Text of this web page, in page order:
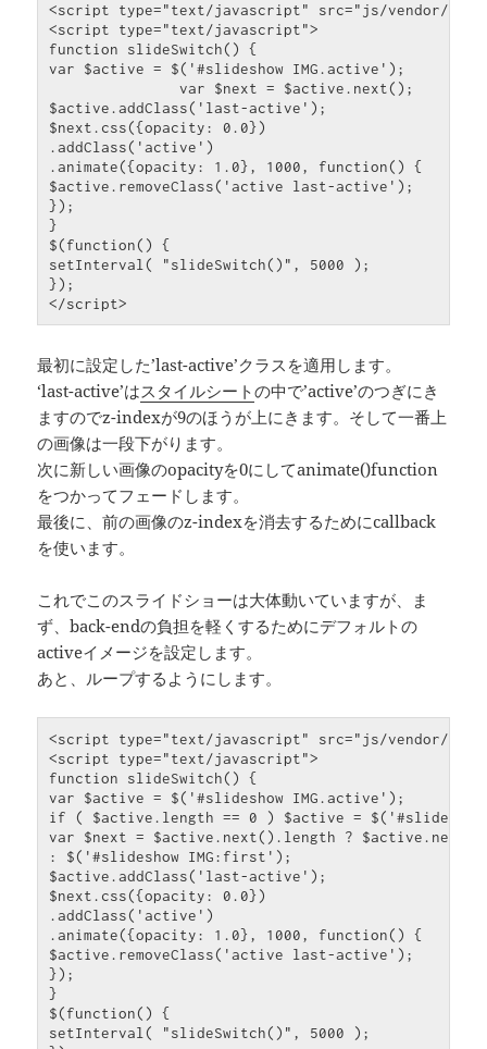
<script type="text/javascript" src="js/vendor/
<script type="text/javascript"
function slideSwitch() {
var $active = $( '#slideshow IMG.active' );
var $next = $active.next();
$active.addClass( 'last-active' );
$next.css({opacity: 0.0} )
.addClass( 'active' )
.animate({opacity: 1.0} , 1000, function() {
$active.removeClass( 'active last-active'
}
}
$(function() {
setInterval( "slideSwitch()"
} );
最初に設定した’last-active’クラスを適用します。
‘last-active’はスタイルシートの中で’active’のつぎにき
ますのでz-indexが9のほうが上にきます。そして一番上
の画像は一段下がります。
次に新しい画像のopacityを0にしてanimate()function
をつかってフェードします。
最後に、前の画像のz-indexを消去するためにcallback
を使います。
これでこのスライドショーは大体動いていますが、ま
ず、back-endの負担を軽くするためにデフォルトの
activeイメージを設定します。
あと、ループするようにします。
<script type="text/javascript" src="js/vendor/
<script type="text/javascript"
function slideSwitch() {
var $active = $( '#slideshow IMG.active'
if ( $active.length == 0 ) $active = $(
var $next = $active.next().length ? $active.next()
: $( '#slideshow IMG:first' );
$active.addClass( 'last-active' );
$next.css({opacity: 0.0} )
.addClass( 'active' )
.animate({opacity: 1.0} , 1000, function() {
$active.removeClass( 'active last-active'
}
}
$(function() {
setInterval( "slideSwitch()"